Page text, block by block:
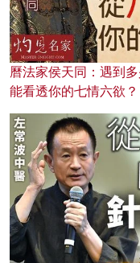
曆法家侯天同：遇到
能看透你的七情六欲？